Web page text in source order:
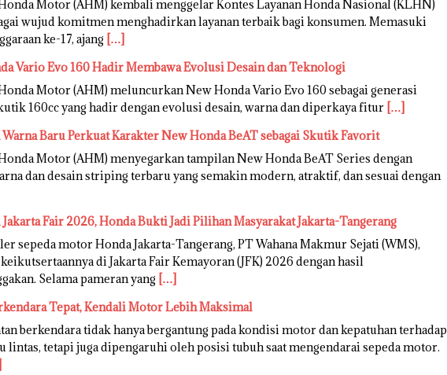
Motor (AHM) kembali menggelar Kontes Layanan Honda Nasional (KLHN)
wujud komitmen menghadirkan layanan terbaik bagi konsumen. Memasuki
ke-17, ajang […]
Vario Evo 160 Hadir Membawa Evolusi Desain dan Teknologi
Motor (AHM) meluncurkan New Honda Vario Evo 160 sebagai generasi
160cc yang hadir dengan evolusi desain, warna dan diperkaya fitur […]
Warna Baru Perkuat Karakter New Honda BeAT sebagai Skutik Favorit
Motor (AHM) menyegarkan tampilan New Honda BeAT Series dengan
dan desain striping terbaru yang semakin modern, atraktif, dan sesuai dengan
Jakarta Fair 2026, Honda Bukti Jadi Pilihan Masyarakat Jakarta-Tangerang
sepeda motor Honda Jakarta-Tangerang, PT Wahana Makmur Sejati (WMS),
di Jakarta Fair Kemayoran (JFK) 2026 dengan hasil
Selama pameran yang […]
Tepat, Kendali Motor Lebih Maksimal
berkendara tidak hanya bergantung pada kondisi motor dan kepatuhan terhadap
lintas, tetapi juga dipengaruhi oleh posisi tubuh saat mengendarai sepeda motor.